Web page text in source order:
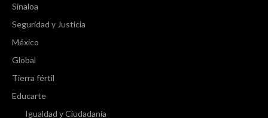
Sinaloa
Seguridad y Justicia
México
Global
Tierra fértil
Educarte
Igualdad y Ciudadanía